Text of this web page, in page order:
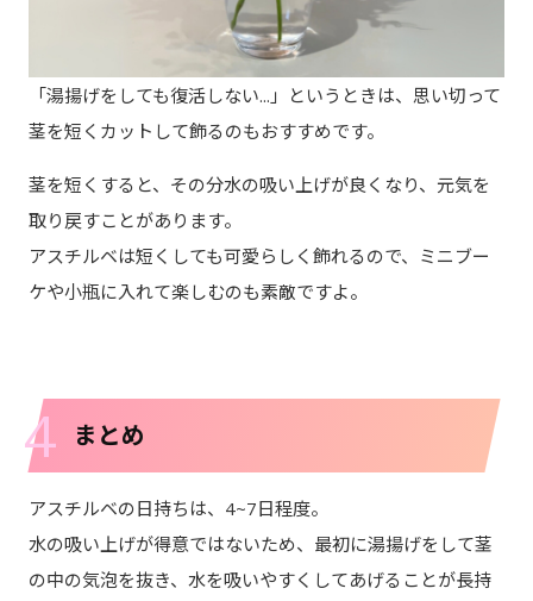
「湯揚げをしても復活しない...」というときは、思い切って
茎を短くカットして飾るのもおすすめです。
茎を短くすると、その分水の吸い上げが良くなり、元気を
取り戻すことがあります。
アスチルベは短くしても可愛らしく飾れるので、ミニブー
ケや小瓶に入れて楽しむのも素敵ですよ。
4 まとめ
アスチルベの日持ちは、4~7日程度。
水の吸い上げが得意ではないため、最初に湯揚げをして茎
の中の気泡を抜き、水を吸いやすくしてあげることが長持